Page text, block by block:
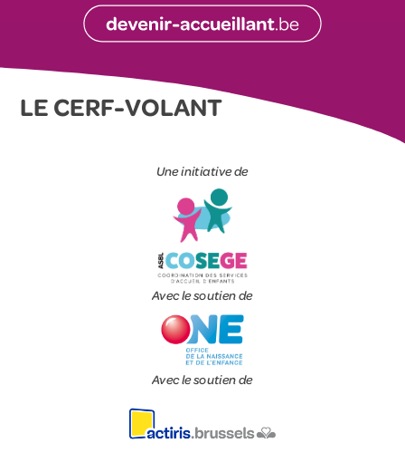
LE CERF-VOLANT
Une initiative de
Avec le soutien de
Avec le soutien de